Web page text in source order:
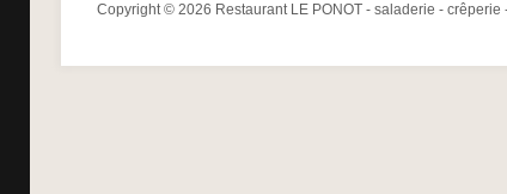
Copyright © 2026 Restaurant LE PONOT - saladerie - crêperie